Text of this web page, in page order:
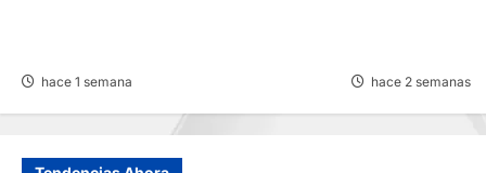
s hace 1 semana hace 2 semanas